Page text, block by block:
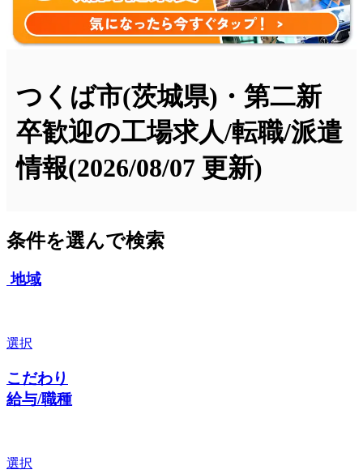
つくば市(茨城県)・第二新
卒歓迎の工場求人/転職/派遣
情報(2026/08/07 更新)
条件を選んで検索
地域
選択
こだわり
給与/職種
選択